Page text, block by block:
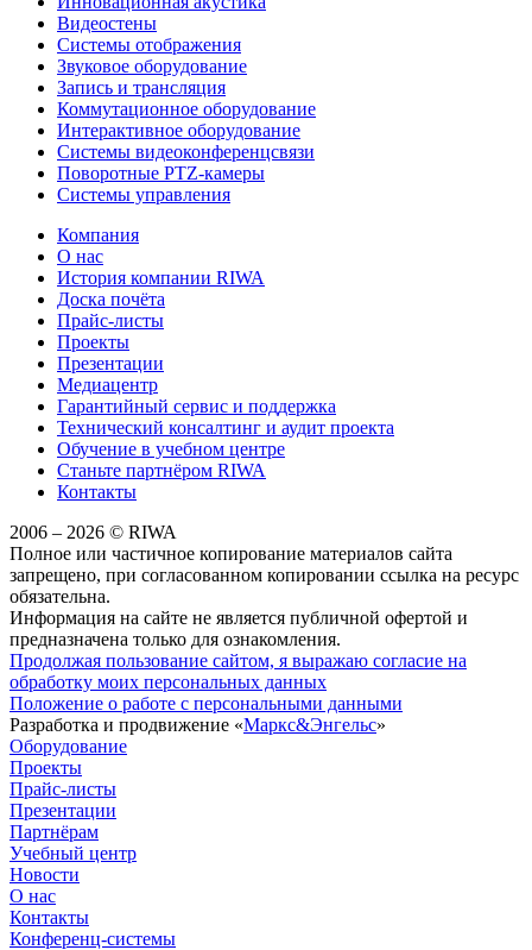
Видеостены
Системы отображения
Звуковое оборудование
Запись и трансляция
Коммутационное оборудование
Интерактивное оборудование
Системы видеоконференцсвязи
Поворотные PTZ-камеры
Системы управления
Компания
О нас
История компании RIWA
Доска почёта
Прайс-листы
Проекты
Презентации
Медиацентр
Гарантийный сервис и поддержка
Технический консалтинг и аудит проекта
Обучение в учебном центре
Станьте партнёром RIWA
Контакты
2006 – 2026 © RIWA
Полное или частичное копирование материалов сайта
запрещено, при согласованном копировании ссылка на ресурс
обязательна.
Информация на сайте не является публичной офертой и
предназначена только для ознакомления.
Продолжая пользование сайтом, я выражаю согласие на
обработку моих персональных данных
Положение о работе с персональными данными
Разработка и продвижение «Маркс&Энгельс»
Оборудование
Проекты
Прайс-листы
Презентации
Партнёрам
Учебный центр
Новости
О нас
Контакты
Конференц-системы